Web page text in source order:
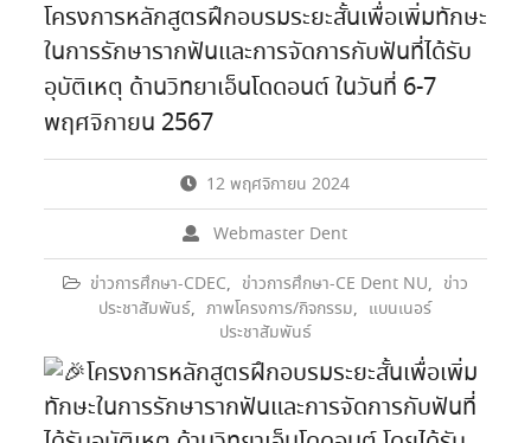
โครงการหลักสูตรฝึกอบรมระยะสั้นเพื่อเพิ่มทักษะ
ในการรักษารากฟันและการจัดการกับฟันที่ได้รับ
อุบัติเหตุ ด้านวิทยาเอ็นโดดอนต์ ในวันที่ 6-7
พฤศจิกายน 2567
12 พฤศจิกายน 2024
Webmaster Dent
ข่าวการศึกษา-CDEC, ข่าวการศึกษา-CE Dent NU, ข่าว
ประชาสัมพันธ์, ภาพโครงการ/กิจกรรม, แบนเนอร์
ประชาสัมพันธ์
โครงการหลักสูตรฝึกอบรมระยะสั้นเพื่อเพิ่ม
ทักษะในการรักษารากฟันและการจัดการกับฟันที่